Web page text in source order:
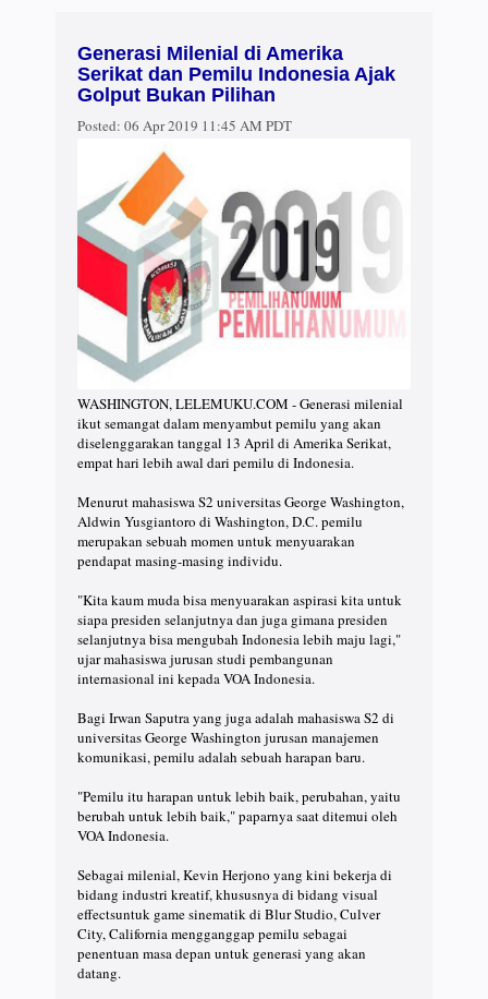
Generasi Milenial di Amerika
Serikat dan Pemilu Indonesia Ajak
Golput Bukan Pilihan
Posted: 06 Apr 2019 11:45 AM PDT
WASHINGTON, LELEMUKU.COM - Generasi milenial
ikut semangat dalam menyambut pemilu yang akan
diselenggarakan tanggal 13 April di Amerika Serikat,
empat hari lebih awal dari pemilu di Indonesia.
Menurut mahasiswa S2 universitas George Washington,
Aldwin Yusgiantoro di Washington, D.C. pemilu
merupakan sebuah momen untuk menyuarakan
pendapat masing-masing individu.
"Kita kaum muda bisa menyuarakan aspirasi kita untuk
siapa presiden selanjutnya dan juga gimana presiden
selanjutnya bisa mengubah Indonesia lebih maju lagi,"
ujar mahasiswa jurusan studi pembangunan
internasional ini kepada VOA Indonesia.
Bagi Irwan Saputra yang juga adalah mahasiswa S2 di
universitas George Washington jurusan manajemen
komunikasi, pemilu adalah sebuah harapan baru.
"Pemilu itu harapan untuk lebih baik, perubahan, yaitu
berubah untuk lebih baik," paparnya saat ditemui oleh
VOA Indonesia.
Sebagai milenial, Kevin Herjono yang kini bekerja di
bidang industri kreatif, khususnya di bidang visual
effectsuntuk game sinematik di Blur Studio, Culver
City, California mengganggap pemilu sebagai
penentuan masa depan untuk generasi yang akan
datang.